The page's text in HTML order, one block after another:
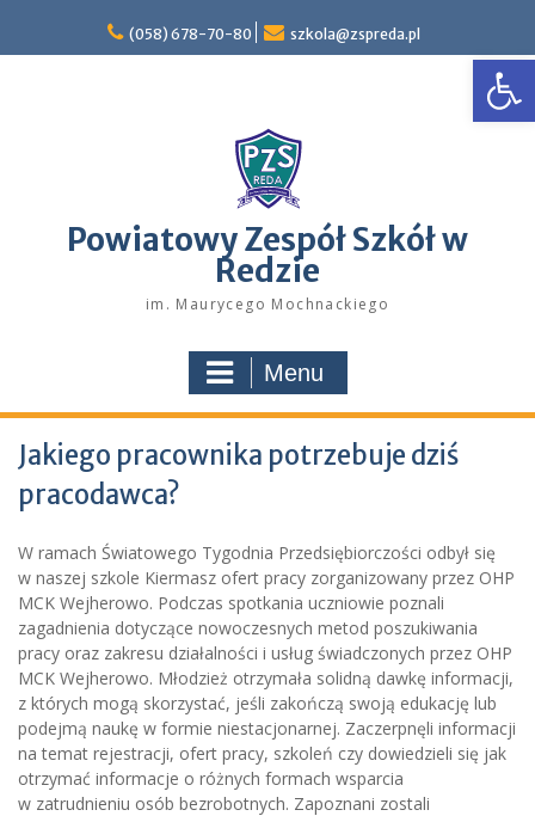
content
(058) 678-70-80 szkola@zspreda.pl
Powiatowy Zespół Szkół w
Redzie
im. Maurycego Mochnackiego
Menu
Jakiego pracownika potrzebuje dziś
pracodawca?
W ramach Światowego Tygodnia Przedsiębiorczości odbył się
w naszej szkole Kiermasz ofert pracy zorganizowany przez OHP
MCK Wejherowo. Podczas spotkania uczniowie poznali
zagadnienia dotyczące nowoczesnych metod poszukiwania
pracy oraz zakresu działalności i usług świadczonych przez OHP
MCK Wejherowo. Młodzież otrzymała solidną dawkę informacji,
z których mogą skorzystać, jeśli zakończą swoją edukację lub
podejmą naukę w formie niestacjonarnej. Zaczerpnęli informacji
na temat rejestracji, ofert pracy, szkoleń czy dowiedzieli się jak
otrzymać informacje o różnych formach wsparcia
w zatrudnieniu osób bezrobotnych. Zapoznani zostali